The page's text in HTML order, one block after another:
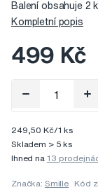
Balení obsahuje 2
Kompletní popis
499 Kč
249,50 Kč/1 ks
Skladem > 5 ks
Ihned na 13
Značka: Smille Kód